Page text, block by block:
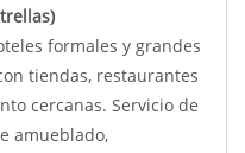
formales y grandes
tiendas, restaurantes
cercanas. Servicio de
amueblado,